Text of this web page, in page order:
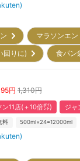
マラソンエ
回りに)
食パ
円 1,310円
ン11店(＋10倍㌽) ジャ
料 500ml×24=12000ml